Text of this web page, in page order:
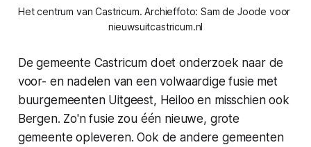
Het centrum van Castricum. Archieffoto: Sam de Joode voor
nieuwsuitcastricum.nl
De gemeente Castricum doet onderzoek naar de
voor- en nadelen van een volwaardige fusie met
buurgemeenten Uitgeest, Heiloo en misschien ook
Bergen. Zo'n fusie zou één nieuwe, grote
gemeente opleveren. Ook de andere gemeenten